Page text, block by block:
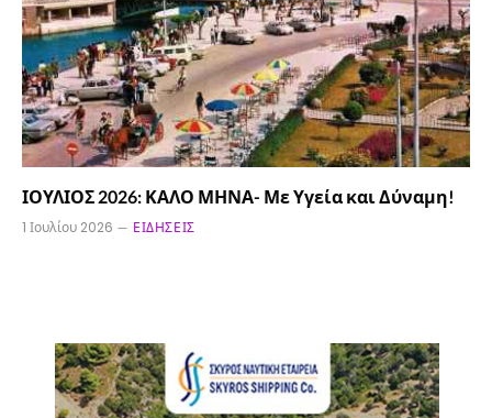
ΙΟΥΛΙΟΣ 2026: ΚΑΛΟ ΜΗΝΑ- Με Υγεία και Δύναμη!
1 Ιουλίου 2026 ΕΙΔΉΣΕΙΣ